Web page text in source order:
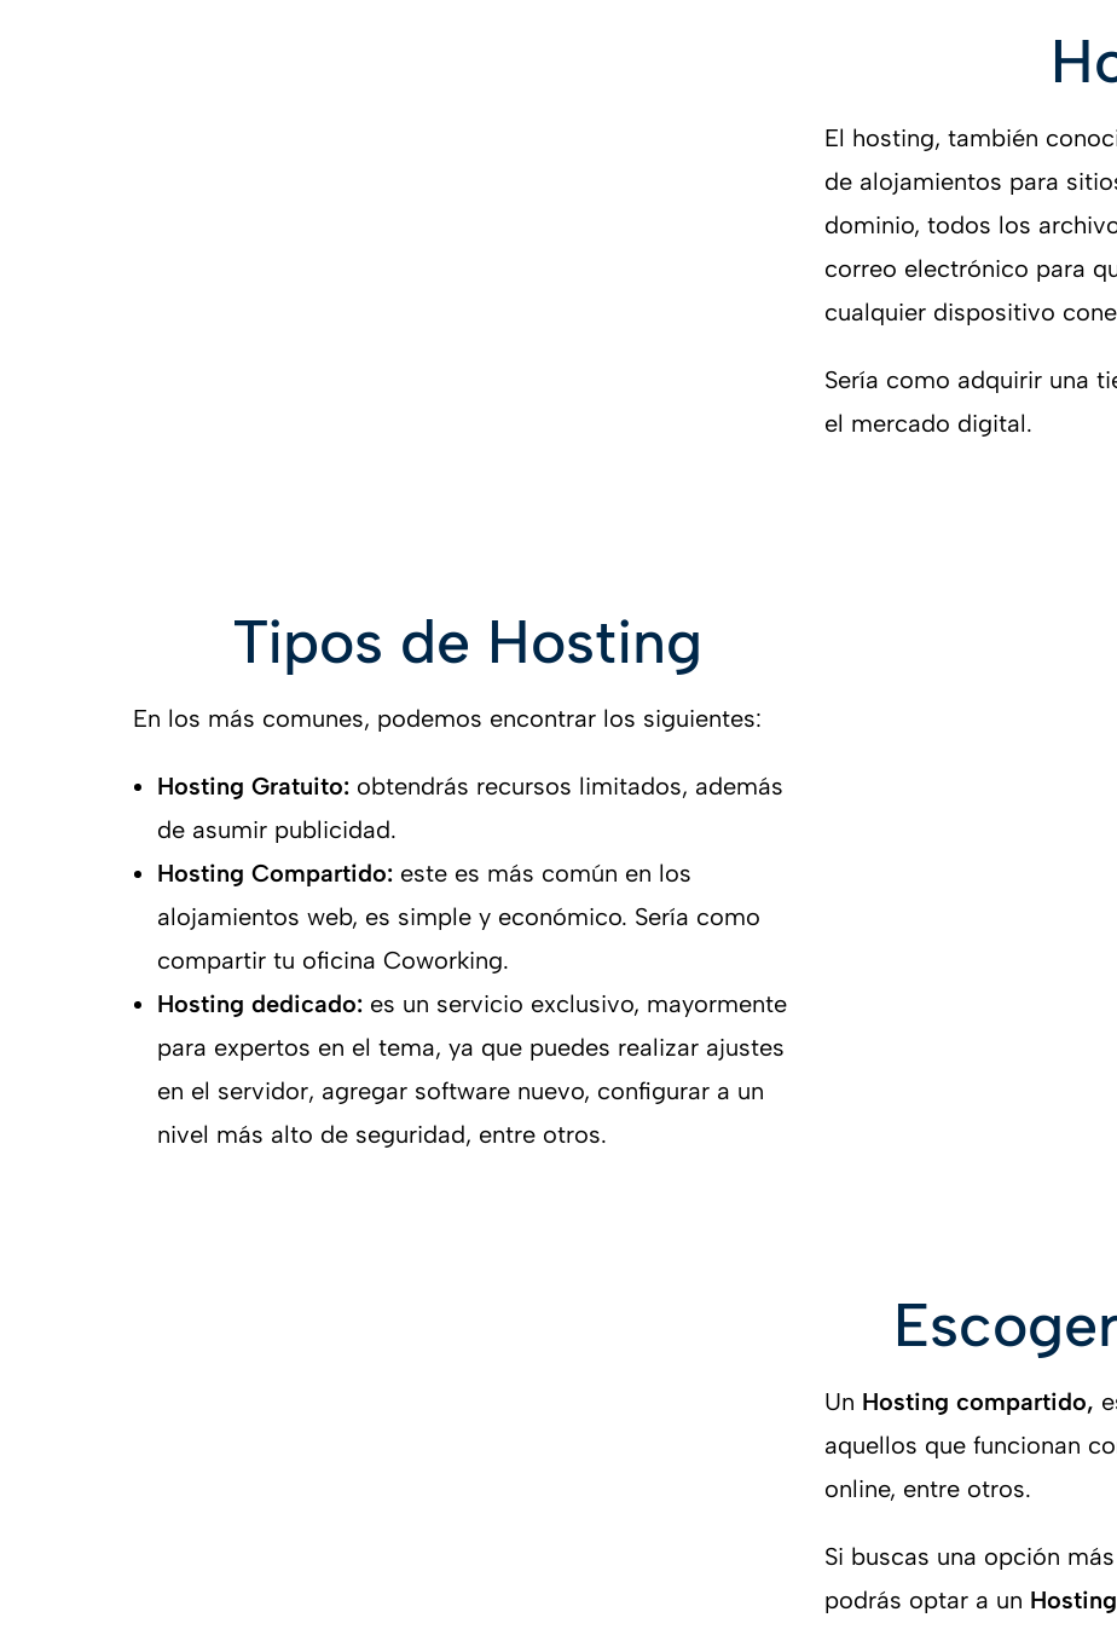
El hosting, también
de alojamientos para
dominio, todos los
correo electrónico para
cualquier dispositivo
Sería como adquirir una
el mercado digital.
Tipos de Hosting
En los más comunes, podemos encontrar los siguientes:
Hosting Gratuito: obtendrás recursos limitados, además
de asumir publicidad.
Hosting Compartido: este es más común en los
alojamientos web, es simple y económico. Sería como
compartir tu oficina Coworking.
Hosting dedicado: es un servicio exclusivo, mayormente
para expertos en el tema, ya que puedes realizar ajustes
en el servidor, agregar software nuevo, configurar a un
nivel más alto de seguridad, entre otros.
Un Hosting compartido,
aquellos que funcionan
online, entre otros.
Si buscas una opción
podrás optar a un